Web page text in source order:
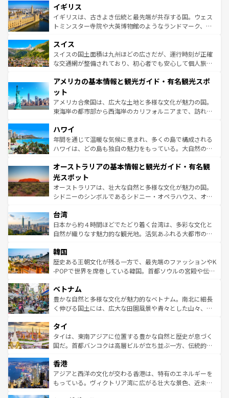
香り高いラベンダー畑など、多彩な楽しみ方が可能だ。さ
らに、パリ以外の地域にも魅力が溢れており、どの街角に
も豊かな歴史と文化が息づいている。パリ以外の個性あふ
を参照してほしい。
顔を持つこの国は、どこを歩いても飽きることがない。ベ
ルリンの文化的活気、バイエルン州のアルプスの絶景、そ
してライン川沿いのワイン畑といった風景は必見。ビール
は、お酒好きな人にはぜひ体験してほしい。 なお、新着の
ドイツ情報はコンテンツ一覧を参照してほしい。
イギリス
イギリスは、古きよき伝統と最先端が共存する国。ウェス
トミンスター寺院や大英博物館のようなランドマーク、歴
リアごとに異なる魅力がある。また、優雅なアフタヌーン
ティー、ビール好きにはたまらない英国パブ、サッカー観
戦など、本場だからこそできる体験も豊富。イギリスを旅
ンツ一覧を参照してほしい。
スイス
スイスの国土面積は九州ほどの広さだが、運行時刻が正確
な交通網が整備されており、初心者でも安心して個人旅行
の建物がそのまま残る町や、スイスならではのユニークな
博物館もあり、アルプス観光だけでなく町歩きも満喫する
ことができる。国民の所得が高いため物価も高いが、旅行
者向けの交通パス提供のサービスもあり、うまく活用すれ
着のスイス情報は
アメリカの基本情報と観光ガイド・有名観光スポ
ット
アメリカ合衆国は、広大な土地と多様な文化が魅力の国。
東海岸の都市部から西海岸のカリフォルニアまで、訪れる
のような巨大都市は、観光、ショッピング、エンターテイ
ンメントが詰まった刺激的なスポットだ。一方、アメリカ
西部には大自然が広がり、グランドキャニオンやイエロー
部のニューオーリンズでは、音楽と美食が融合した独特の
文化が魅力。旅行者はアメリカの各地域で異なる魅力を楽
しみながら、その多様性と豊かな歴史を感じることができ
るだろう。車でのロードトリップや列車の旅も、アメリカ
情報は
ハワイ
年間を通じて温暖な気候に恵まれ、多くの島で構成される
ハワイは、どの島も独自の魅力をもっている。大自然の神
ワイ島は見逃せない。また、定番の観光地といえばオアフ
島だが、静かな自然を求めるならマウイ島やカウアイ島が
おすすめ。エメラルドグリーンに輝く海をはじめ、豊かな
文化や歴史が息づいている。「アロハスピリット」と呼ば
人々、おいしいローカルフードやハワイアンミュージッ
ク、伝統的なフラダンスなど、すべてがハワイの魅力を彩
っている。訪れるたびに新しい発見と感動が待っているハ
はコンテンツ一覧
オーストラリアの基本情報と観光ガイド・有名観
光スポット
オーストラリアは、壮大な自然と多様な文化が魅力の国。
シドニーのシンボルであるシドニー・オペラハウス、オー
リアリーフや大陸中央部にそびえるウルル（エアーズロッ
ク）、タスマニアの美しい原生林やケアンズの熱帯雨林な
ど、見どころがたくさん。また、カフェやワイン、オージ
いる。アクティビティも充実しており、サーフィンやダイ
ビング、ハイキングなど、アウトドア好きにはたまらな
い。オーストラリアの多彩な魅力を存分に味わいつくそ
参照してほしい。
台湾
日本から約４時間ほどでたどり着く台湾は、多彩な文化と
自然が織りなす魅力的な観光地。活気あふれる大都市の台
ン）、静ひつな山岳地帯である台湾東部など、都市の喧騒
と山間の静けさが共存しており、訪れる人に新しい発見と
驚きをもたらしてくれる。また、奥深い台湾の食文化も魅
容にもいいと評判のスイーツなど、バラエティ豊かな料理
が味わえる。 なお、新着の台湾情報は コンテンツ一覧を参
照してほしい。
韓国
歴史ある王朝文化が残る一方で、最先端のファッションやK
-POPで世界を席巻している韓国。首都ソウルの宮殿や伝統
き、地方に足を延ばせば四季折々の自然美を楽しむことが
できる。そして、キムチや焼肉、絶品のストリートフード
まで、さまざまな韓国料理が待っている。夜には、韓国な
リティに包まれながら、韓国の多彩な魅力を心ゆくまで味
わってみてほしい。 なお、新着の韓国情報はコンテンツ一
覧を参照してほしい。
ベトナム
豊かな自然と多様な文化が魅力的なベトナム。南北に細長
く伸びる国土には、広大な田園風景や青々とした山々、世
急速な発展と共に伝統が息づく。ハノイの古い町並みやホ
ーチミン市のフランス統治時代の建物も、独特の雰囲気を
醸し出している。また、バラエティの豊かさとおいしさで
とつ。フォーやバインミー、ベトナムコーヒーなどは、ぜ
ひ現地で味わいたい。どの地域を訪れてもあたたかい人々
が旅行者を迎えてくれるので、きっと忘れられない旅にな
タイ
タイは、東南アジアに位置する豊かな自然と歴史が息づく
国だ。首都バンコクは高層ビルが立ち並ぶ一方、伝統的な
の活気が交差している。北部ではチェンマイなどの山岳地
帯で自然と触れ合い、南部ではプーケットやクラビの美し
いビーチでリゾート気分を楽しむことができる。タイ料理
香港
アジアと西洋の文化が交わる香港は、特有のエネルギーを
もっている。ヴィクトリア湾に広がる壮大な景色、近未来